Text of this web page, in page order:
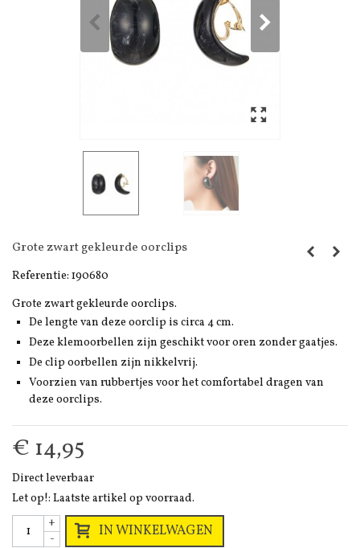
Grote zwart gekleurde oorclips
Referentie: 190680
Grote zwart gekleurde oorclips.
De lengte van deze oorclip is circa 4 cm.
Deze klemoorbellen zijn geschikt voor oren zonder gaatjes.
De clip oorbellen zijn nikkelvrij.
Voorzien van rubbertjes voor het comfortabel dragen van
deze oorclips.
€ 14,95
Direct leverbaar
Let op!: Laatste artikel op voorraad.
-
+ IN WINKELWAGEN